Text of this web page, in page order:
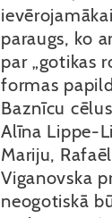
paraugs, ko
par „gotikas
formas
Baznīcu
Alīna Lippe-
Mariju,
Viganovska
neogotiskā